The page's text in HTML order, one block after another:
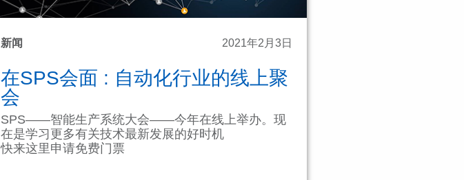
新闻 2021年2月3日
在SPS会面 : 自动化行业的线上聚
会
SPS——智能生产系统大会——今年在线上举办。现
在是学习更多有关技术最新发展的好时机
快来这里申请免费门票